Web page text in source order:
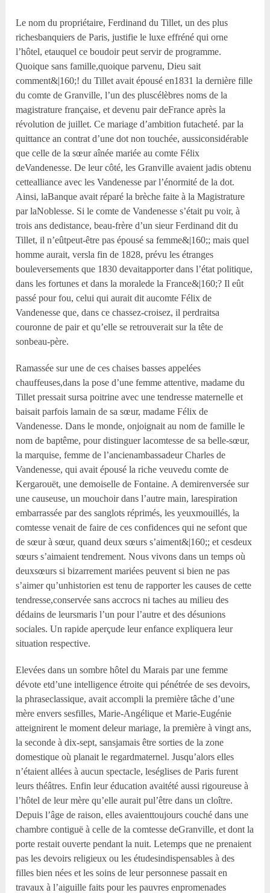
Le nom du propriétaire, Ferdinand du Tillet, un des plus
richesbanquiers de Paris, justifie le luxe effréné qui orne
l’hôtel, etauquel ce boudoir peut servir de programme.
Quoique sans famille,quoique parvenu, Dieu sait
comment&|160;! du Tillet avait épousé en1831 la dernière fille
du comte de Granville, l’un des pluscélèbres noms de la
magistrature française, et devenu pair deFrance après la
révolution de juillet. Ce mariage d’ambition futacheté. par la
quittance an contrat d’une dot non touchée, aussiconsidérable
que celle de la sœur aînée mariée au comte Félix
deVandenesse. De leur côté, les Granville avaient jadis obtenu
cettealliance avec les Vandenesse par l’énormité de la dot.
Ainsi, laBanque avait réparé la brèche faite à la Magistrature
par laNoblesse. Si le comte de Vandenesse s’était pu voir, à
trois ans dedistance, beau-frère d’un sieur Ferdinand dit du
Tillet, il n’eûtpeut-être pas épousé sa femme&|160;; mais quel
homme aurait, versla fin de 1828, prévu les étranges
bouleversements que 1830 devaitapporter dans l’état politique,
dans les fortunes et dans la moralede la France&|160;? Il eût
passé pour fou, celui qui aurait dit aucomte Félix de
Vandenesse que, dans ce chassez-croisez, il perdraitsa
couronne de pair et qu’elle se retrouverait sur la tête de
sonbeau-père.
Ramassée sur une de ces chaises basses appelées
chauffeuses,dans la pose d’une femme attentive, madame du
Tillet pressait sursa poitrine avec une tendresse maternelle et
baisait parfois lamain de sa sœur, madame Félix de
Vandenesse. Dans le monde, onjoignait au nom de famille le
nom de baptême, pour distinguer lacomtesse de sa belle-sœur,
la marquise, femme de l’ancienambassadeur Charles de
Vandenesse, qui avait épousé la riche veuvedu comte de
Kergarouët, une demoiselle de Fontaine. A demirenversée sur
une causeuse, un mouchoir dans l’autre main, larespiration
embarrassée par des sanglots réprimés, les yeuxmouillés, la
comtesse venait de faire de ces confidences qui ne sefont que
de sœur à sœur, quand deux sœurs s’aiment&|160;; et cesdeux
sœurs s’aimaient tendrement. Nous vivons dans un temps où
deuxsœurs si bizarrement mariées peuvent si bien ne pas
s’aimer qu’unhistorien est tenu de rapporter les causes de cette
tendresse,conservée sans accrocs ni taches au milieu des
dédains de leursmaris l’un pour l’autre et des désunions
sociales. Un rapide aperçude leur enfance expliquera leur
situation respective.
Elevées dans un sombre hôtel du Marais par une femme
dévote etd’une intelligence étroite qui pénétrée de ses devoirs,
la phraseclassique, avait accompli la première tâche d’une
mère envers sesfilles, Marie-Angélique et Marie-Eugénie
atteignirent le moment deleur mariage, la première à vingt ans,
la seconde à dix-sept, sansjamais être sorties de la zone
domestique où planait le regardmaternel. Jusqu’alors elles
n’étaient allées à aucun spectacle, leséglises de Paris furent
leurs théâtres. Enfin leur éducation avaitété aussi rigoureuse à
l’hôtel de leur mère qu’elle aurait pul’être dans un cloître.
Depuis l’âge de raison, elles avaienttoujours couché dans une
chambre contiguë à celle de la comtesse deGranville, et dont la
porte restait ouverte pendant la nuit. Letemps que ne prenaient
pas les devoirs religieux ou les étudesindispensables à des
filles bien nées et les soins de leur personnese passait en
travaux à l’aiguille faits pour les pauvres enpromenades